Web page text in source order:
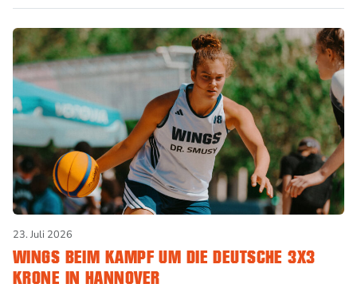
23. Juli 2026
WINGS BEIM KAMPF UM DIE DEUTSCHE 3X3
KRONE IN HANNOVER